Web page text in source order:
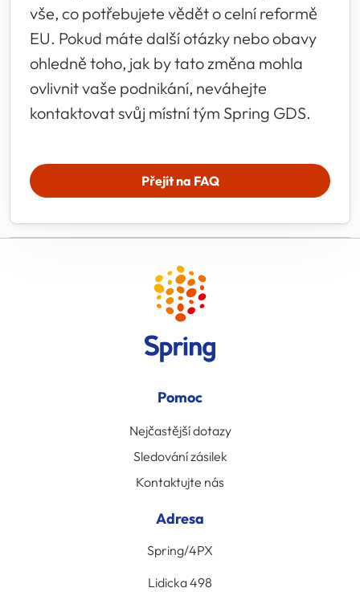
vše, co potřebujete vědět o celní reformě
EU. Pokud máte další otázky nebo obavy
ohledně toho, jak by tato změna mohla
ovlivnit vaše podnikání, neváhejte
kontaktovat svůj místní tým Spring GDS.
Přejít na FAQ
Pomoc
Nejčastější dotazy
Sledování zásilek
Kontaktujte nás
Adresa
Spring/4PX
Lidicka 498